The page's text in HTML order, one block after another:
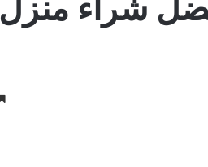
شراء منزل